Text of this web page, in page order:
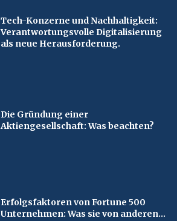
Tech-Konzerne und Nachhaltigkeit:
Verantwortungsvolle Digitalisierung
als neue Herausforderung.
Die Gründung einer
Aktiengesellschaft: Was beachten?
Erfolgsfaktoren von Fortune 500
Unternehmen: Was sie von anderen...